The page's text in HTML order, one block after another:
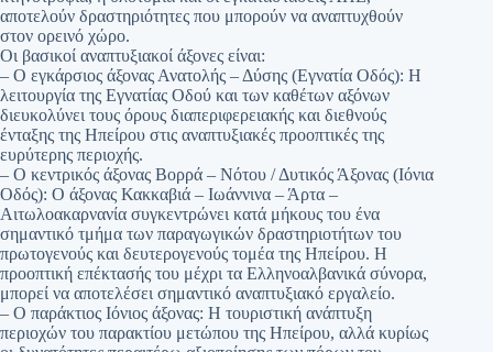
αποτελούν δραστηριότητες που μπορούν να αναπτυχθούν
στον ορεινό χώρο.
Οι βασικοί αναπτυξιακοί άξονες είναι:
– Ο εγκάρσιος άξονας Ανατολής – Δύσης (Εγνατία Οδός): Η
λειτουργία της Εγνατίας Οδού και των καθέτων αξόνων
διευκολύνει τους όρους διαπεριφερειακής και διεθνούς
ένταξης της Ηπείρου στις αναπτυξιακές προοπτικές της
ευρύτερης περιοχής.
– Ο κεντρικός άξονας Βορρά – Νότου / Δυτικός Άξονας (Ιόνια
Οδός): Ο άξονας Κακκαβιά – Ιωάννινα – Άρτα –
Αιτωλοακαρνανία συγκεντρώνει κατά μήκους του ένα
σημαντικό τμήμα των παραγωγικών δραστηριοτήτων του
πρωτογενούς και δευτερογενούς τομέα της Ηπείρου. Η
προοπτική επέκτασής του μέχρι τα Ελληνοαλβανικά σύνορα,
μπορεί να αποτελέσει σημαντικό αναπτυξιακό εργαλείο.
– Ο παράκτιος Ιόνιος άξονας: Η τουριστική ανάπτυξη
περιοχών του παρακτίου μετώπου της Ηπείρου, αλλά κυρίως